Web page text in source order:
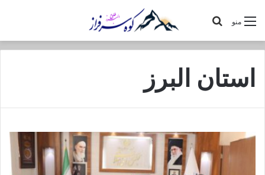
منو
استان البرز